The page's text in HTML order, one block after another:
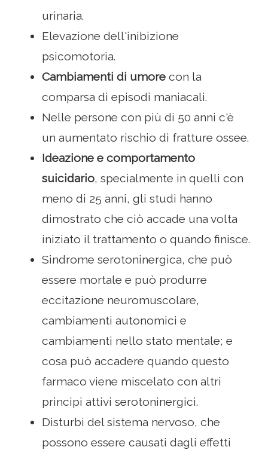
urinaria.
Elevazione dell'inibizione
psicomotoria.
Cambiamenti di umore con la
comparsa di episodi maniacali.
Nelle persone con più di 50 anni c'è
un aumentato rischio di fratture ossee.
Ideazione e comportamento
suicidario, specialmente in quelli con
meno di 25 anni, gli studi hanno
dimostrato che ciò accade una volta
iniziato il trattamento o quando finisce.
Sindrome serotoninergica, che può
essere mortale e può produrre
eccitazione neuromuscolare,
cambiamenti autonomici e
cambiamenti nello stato mentale; e
cosa può accadere quando questo
farmaco viene miscelato con altri
principi attivi serotoninergici.
Disturbi del sistema nervoso, che
possono essere causati dagli effetti